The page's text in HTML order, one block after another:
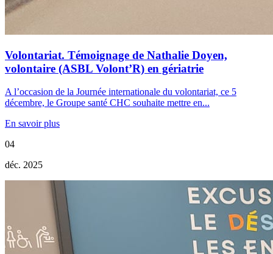
Volontariat. Témoignage de Nathalie Doyen,
volontaire (ASBL Volont’R) en gériatrie
A l’occasion de la Journée internationale du volontariat, ce 5
décembre, le Groupe santé CHC souhaite mettre en...
En savoir plus
04
déc. 2025